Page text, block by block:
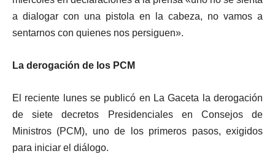
a dialogar con una pistola en la cabeza, no vamos a
sentarnos con quienes nos persiguen».
La derogación de los PCM
El reciente lunes se publicó en La Gaceta la derogación
de siete decretos Presidenciales en Consejos de
Ministros (PCM), uno de los primeros pasos, exigidos
para iniciar el diálogo.